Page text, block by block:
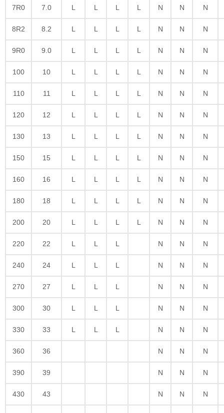
7R0 7.0 L L L L N N N
8R2 8.2 L L L L N N N
9R0 9.0 L L L L N N N
100 10 L L L L N N N
110 11 L L L L N N N
120 12 L L L L N N N
130 13 L L L L N N N
150 15 L L L L N N N
160 16 L L L L N N N
180 18 L L L L N N N
200 20 L L L L N N N
220 22 L L L N N N
240 24 L L L N N N
270 27 L L L N N N
300 30 L L L N N N
330 33 L L L N N N
360 36 N N N
390 39 N N N
430 43 N N N